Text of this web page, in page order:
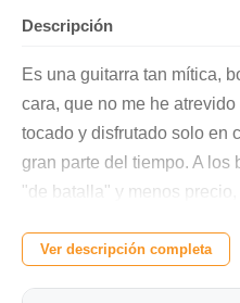
Descripción
Es una guitarra tan mítica,
cara, que no me he
tocado y disfrutado solo en
gran parte del tiempo. A los
"de batalla" y menos
Así que está nueva de
enganche para la correa
Ver descripción completa